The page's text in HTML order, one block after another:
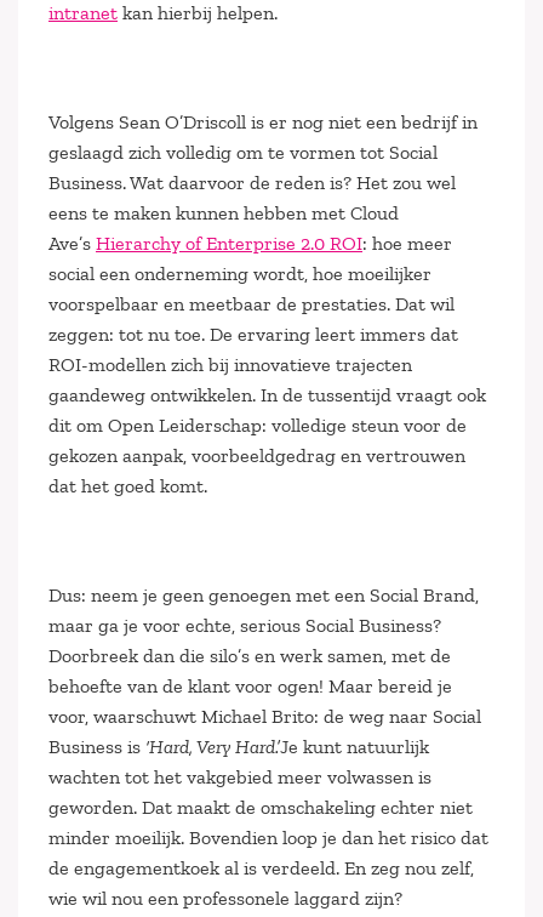
intranet kan hierbij helpen.
Volgens Sean O’Driscoll is er nog niet een bedrijf in
geslaagd zich volledig om te vormen tot Social
Business. Wat daarvoor de reden is? Het zou wel
eens te maken kunnen hebben met Cloud
Ave’s Hierarchy of Enterprise 2.0 ROI: hoe meer
social een onderneming wordt, hoe moeilijker
voorspelbaar en meetbaar de prestaties. Dat wil
zeggen: tot nu toe. De ervaring leert immers dat
ROI-modellen zich bij innovatieve trajecten
gaandeweg ontwikkelen. In de tussentijd vraagt ook
dit om Open Leiderschap: volledige steun voor de
gekozen aanpak, voorbeeldgedrag en vertrouwen
dat het goed komt.
Dus: neem je geen genoegen met een Social Brand,
maar ga je voor echte, serious Social Business?
Doorbreek dan die silo’s en werk samen, met de
behoefte van de klant voor ogen! Maar bereid je
voor, waarschuwt Michael Brito: de weg naar Social
Business is ‘Hard, Very Hard.’Je kunt natuurlijk
wachten tot het vakgebied meer volwassen is
geworden. Dat maakt de omschakeling echter niet
minder moeilijk. Bovendien loop je dan het risico dat
de engagementkoek al is verdeeld. En zeg nou zelf,
wie wil nou een professonele laggard zijn?